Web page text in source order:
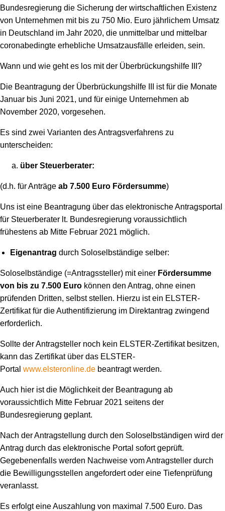
Bundesregierung die Sicherung der wirtschaftlichen Existenz
von Unternehmen mit bis zu 750 Mio. Euro jährlichem Umsatz
in Deutschland im Jahr 2020, die unmittelbar und mittelbar
coronabedingte erhebliche Umsatzausfälle erleiden, sein.
Wann und wie geht es los mit der Überbrückungshilfe III?
Die Beantragung der Überbrückungshilfe III ist für die Monate
Januar bis Juni 2021, und für einige Unternehmen ab
November 2020, vorgesehen.
Es sind zwei Varianten des Antragsverfahrens zu
unterscheiden:
über Steuerberater:
(d.h. für Anträge ab 7.500 Euro Fördersumme)
Uns ist eine Beantragung über das elektronische Antragsportal
für Steuerberater lt. Bundesregierung voraussichtlich
frühestens ab Mitte Februar 2021 möglich.
Eigenantrag durch Soloselbständige selber:
Soloselbständige (=Antragssteller) mit einer Fördersumme
von bis zu 7.500 Euro können den Antrag, ohne einen
prüfenden Dritten, selbst stellen. Hierzu ist ein ELSTER-
Zertifikat für die Authentifizierung im Direktantrag zwingend
erforderlich.
Sollte der Antragsteller noch kein ELSTER-Zertifikat besitzen,
kann das Zertifikat über das ELSTER-
Portal www.elsteronline.de beantragt werden.
Auch hier ist die Möglichkeit der Beantragung ab
voraussichtlich Mitte Februar 2021 seitens der
Bundesregierung geplant.
Nach der Antragstellung durch den Soloselbständigen wird der
Antrag durch das elektronische Portal sofort geprüft.
Gegebenenfalls werden Nachweise vom Antragsteller durch
die Bewilligungsstellen angefordert oder eine Tiefenprüfung
veranlasst.
Es erfolgt eine Auszahlung von maximal 7.500 Euro. Das